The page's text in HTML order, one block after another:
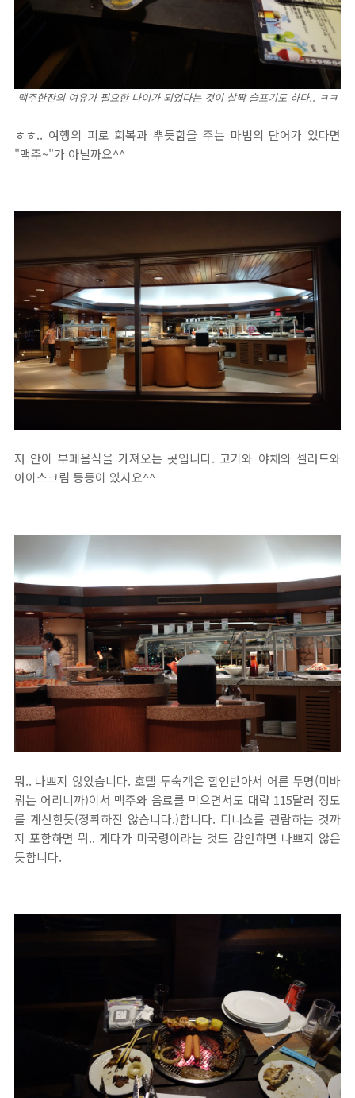
맥주한잔의 여유가 필요한 나이가 되었다는 것이 살짝 슬프기도 하다.. ㅋㅋ
ㅎㅎ.. 여행의 피로 회복과 뿌듯함을 주는 마법의 단어가 있다면
"맥주~"가 아닐까요^^
저 안이 부페음식을 가져오는 곳입니다. 고기와 야채와 셀러드와
아이스크림 등등이 있지요^^
뭐.. 나쁘지 않았습니다. 호텔 투숙객은 할인받아서 어른 두명(미바
뤼는 어리니까)이서 맥주와 음료를 먹으면서도 대략 115달러 정도
를 계산한듯(정확하진 않습니다.)합니다. 디너쇼를 관람하는 것까
지 포함하면 뭐.. 게다가 미국령이라는 것도 감안하면 나쁘지 않은
듯합니다.